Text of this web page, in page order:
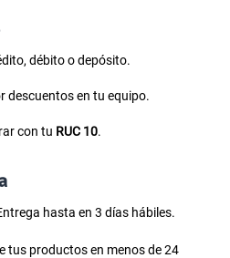
débito o depósito.
descuentos en tu equipo.
con tu RUC 10.
hasta en 3 días hábiles.
tus productos en menos de 24